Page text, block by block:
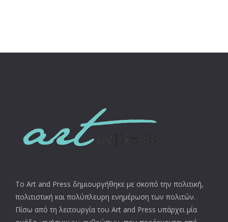
Το Art and Press δημιουργήθηκε με σκοπό την πολιτική,
πολιτιστική και πολύπλευρη ενημέρωση των πολιτών.
Πίσω από τη λειτουργία του Art and Press υπάρχει μία